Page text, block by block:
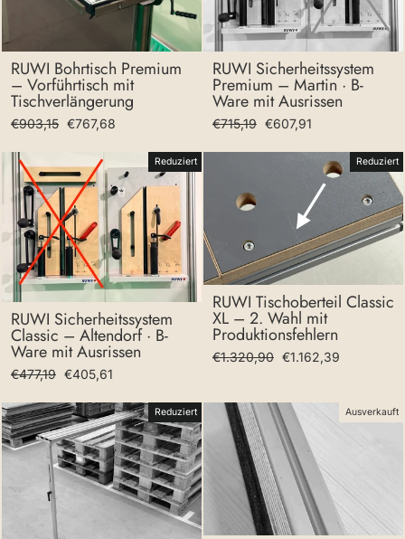
RUWI Bohrtisch Premium
– Vorführtisch mit
Tischverlängerung
Normaler
€903,15 Sonderpreis
€767,68
RUWI Sicherheitssystem
Premium – Martin · B-
Ware mit Ausrissen
Normaler
€715,19 Sonderpreis
€607,91
Reduziert
RUWI Sicherheitssystem
Classic – Altendorf · B-
Ware mit Ausrissen
Normaler
€477,19 Sonderpreis
€405,61
Reduziert
RUWI Tischoberteil Classic
XL – 2. Wahl mit
Produktionsfehlern
Normaler
€1.320,90 Sonderpreis
€1.162,39
Reduziert Ausverkauft